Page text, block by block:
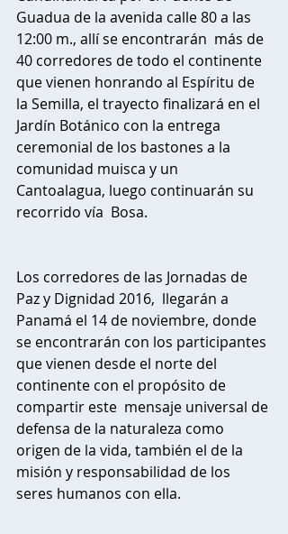
Guadua de la avenida calle 80 a las
12:00 m., allí se encontrarán  más de
40 corredores de todo el continente
que vienen honrando al Espíritu de
la Semilla, el trayecto finalizará en el
Jardín Botánico con la entrega
ceremonial de los bastones a la
comunidad muisca y un
Cantoalagua, luego continuarán su
recorrido vía  Bosa.
Los corredores de las Jornadas de
Paz y Dignidad 2016,  llegarán a
Panamá el 14 de noviembre, donde
se encontrarán con los participantes
que vienen desde el norte del
continente con el propósito de
compartir este  mensaje universal de
defensa de la naturaleza como
origen de la vida, también el de la
misión y responsabilidad de los
seres humanos con ella.